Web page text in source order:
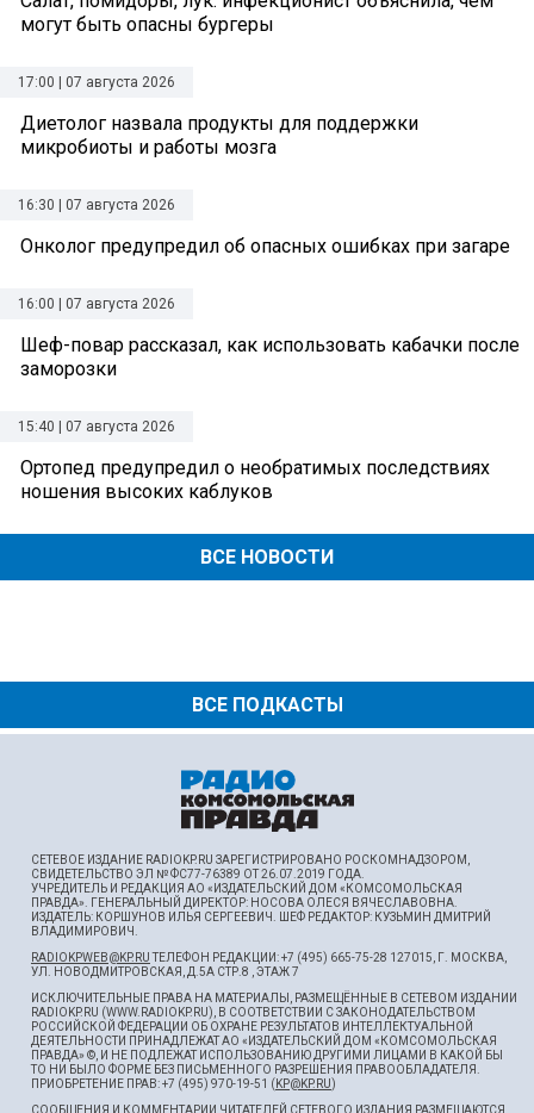
ВСЕ ПОДКАСТЫ
могут быть опасны бургеры
17:00 | 07 августа 2026
Диетолог назвала продукты для поддержки
микробиоты и работы мозга
16:30 | 07 августа 2026
Онколог предупредил об опасных ошибках при загаре
16:00 | 07 августа 2026
Шеф-повар рассказал, как использовать кабачки после
заморозки
15:40 | 07 августа 2026
Ортопед предупредил о необратимых последствиях
ношения высоких каблуков
ВСЕ НОВОСТИ
СЕТЕВОЕ ИЗДАНИЕ RADIOKP.RU ЗАРЕГИСТРИРОВАНО РОСКОМНАДЗОРОМ,
СВИДЕТЕЛЬСТВО ЭЛ № ФС77-76389 ОТ 26.07.2019 ГОДА.
УЧРЕДИТЕЛЬ И РЕДАКЦИЯ АО «ИЗДАТЕЛЬСКИЙ ДОМ «КОМСОМОЛЬСКАЯ
ПРАВДА». ГЕНЕРАЛЬНЫЙ ДИРЕКТОР: НОСОВА ОЛЕСЯ ВЯЧЕСЛАВОВНА.
ИЗДАТЕЛЬ: КОРШУНОВ ИЛЬЯ СЕРГЕЕВИЧ. ШEФ РЕДАКТОР: КУЗЬМИН ДМИТРИЙ
ВЛАДИМИРОВИЧ.
RADIOKPWEB@KP.RUТЕЛЕФОН РЕДАКЦИИ: +7 (495) 665-75-28 127015, Г. МОСКВА,
УЛ. НОВОДМИТРОВСКАЯ, Д.5А СТР.8 , ЭТАЖ 7
ИСКЛЮЧИТЕЛЬНЫЕ ПРАВА НА МАТЕРИАЛЫ, РАЗМЕЩЁННЫЕ В СЕТЕВОМ ИЗДАНИИ
RADIOKP.RU (WWW.RADIOKP.RU), В СООТВЕТСТВИИ С ЗАКОНОДАТЕЛЬСТВОМ
РОССИЙСКОЙ ФЕДЕРАЦИИ ОБ ОХРАНЕ РЕЗУЛЬТАТОВ ИНТЕЛЛЕКТУАЛЬНОЙ
ДЕЯТЕЛЬНОСТИ ПРИНАДЛЕЖАТ АО «ИЗДАТЕЛЬСКИЙ ДОМ «КОМСОМОЛЬСКАЯ
ПРАВДА» ©, И НЕ ПОДЛЕЖАТ ИСПОЛЬЗОВАНИЮ ДРУГИМИ ЛИЦАМИ В КАКОЙ БЫ
ТО НИ БЫЛО ФОРМЕ БЕЗ ПИСЬМЕННОГО РАЗРЕШЕНИЯ ПРАВООБЛАДАТЕЛЯ.
ПРИОБРЕТЕНИЕ ПРАВ: +7 (495) 970-19-51 ( KP@KP.RU)
СООБЩЕНИЯ И КОММЕНТАРИИ ЧИТАТЕЛЕЙ СЕТЕВОГО ИЗДАНИЯ РАЗМЕЩАЮТСЯ